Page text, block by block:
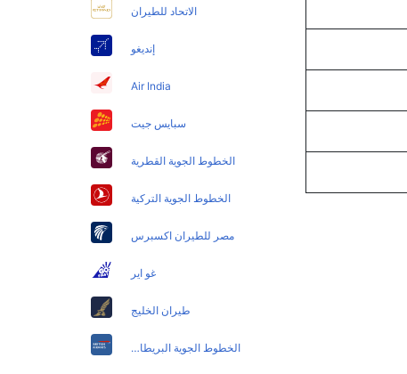
الاتحاد للطيران
إنديغو
Air India
سبايس جيت
الخطوط الجوية القطرية
الخطوط الجوية التركية
مصر للطيران اكسبرس
غو اير
طيران الخليج
الخطوط الجوية البريطانية